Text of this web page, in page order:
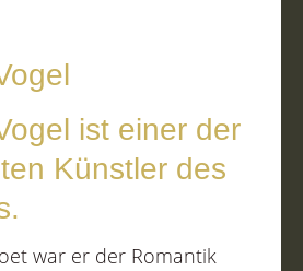
ist einer der
Künstler des
war er der Romantik